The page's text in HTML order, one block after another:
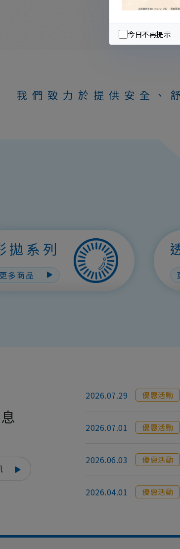
我們致力於提供安全、
拋系列
更多商品
2026.07.29 優惠活動
2026.07.01 優惠活動
2026.06.03 優惠活動
2026.04.01 優惠活動
今日不再提示